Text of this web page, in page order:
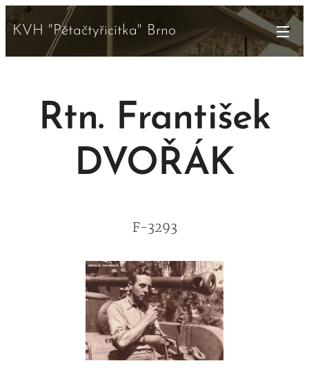
KVH "Pětačtyřicítka" Brno
Rtn. František
DVOŘÁK
F-3293